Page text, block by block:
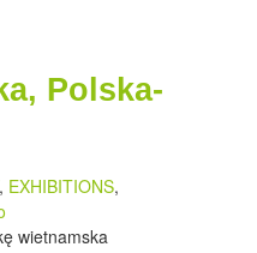
Polska-
, EXHIBITIONS,
wietnamska